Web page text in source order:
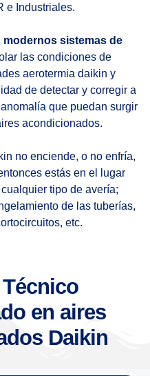
en aires
Daikin
e Industriales.
modernos sistemas de
las condiciones de
aerotermia daikin y
de detectar y corregir a
que puedan surgir
acondicionados.
no enciende, o no enfría,
estás en el lugar
tipo de avería;
de las tuberías,
etc.